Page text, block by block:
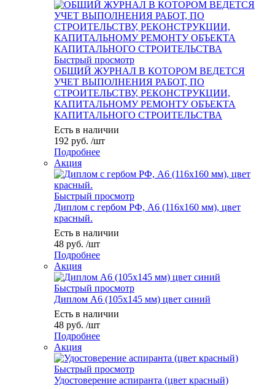
Быстрый просмотр
ОБЩИЙ ЖУРНАЛ В КОТОРОМ ВЕДЕТСЯ
УЧЕТ ВЫПОЛНЕНИЯ РАБОТ, ПО
СТРОИТЕЛЬСТВУ, РЕКОНСТРУКЦИИ,
КАПИТАЛЬНОМУ РЕМОНТУ ОБЪЕКТА
КАПИТАЛЬНОГО СТРОИТЕЛЬСТВА
Есть в наличии
192 руб. /шт
Подробнее
Акция
Быстрый просмотр
Диплом с гербом РФ, А6 (116х160 мм), цвет
красный.
Есть в наличии
48 руб. /шт
Подробнее
Акция
Быстрый просмотр
Диплом А6 (105х145 мм) цвет синий
Есть в наличии
48 руб. /шт
Подробнее
Акция
Быстрый просмотр
Удостоверение аспиранта (цвет красный)